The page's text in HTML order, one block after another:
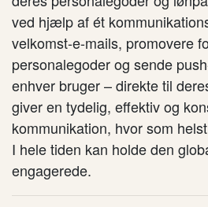
ved hjælp af ét
velkomst-e-mails, promovere
personalegoder og sende
enhver bruger – direkte til
giver en tydelig, effektiv og
kommunikation, hvor som
I hele tiden kan holde den
engagerede.